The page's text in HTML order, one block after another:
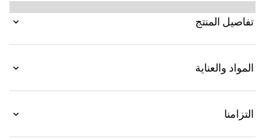
تفاصيل المنتج
المواد والعناية
التزامنا